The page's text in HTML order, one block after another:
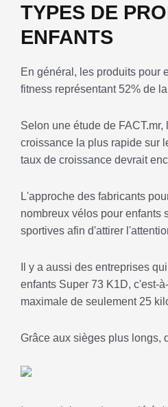
TYPES DE
ENFANTS
En général, les produits pour
fitness représentant 52% de
Selon une étude de
croissance la plus rapide sur
taux de croissance devrait
L'approche des fabricants
nombreux vélos pour enfants
sportives afin d'attirer
Il y a aussi des entreprises
enfants Super 73 K1D, c'est-
maximale de seulement 25
Grâce aux sièges plus longs,